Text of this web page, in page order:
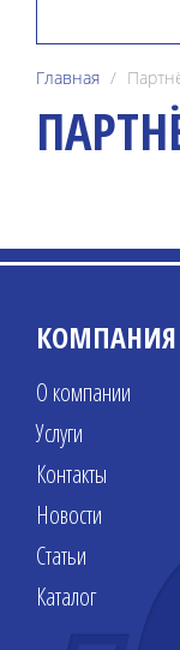
Главная
КОМПАНИЯ
О компании
Услуги
Контакты
Новости
Статьи
Каталог